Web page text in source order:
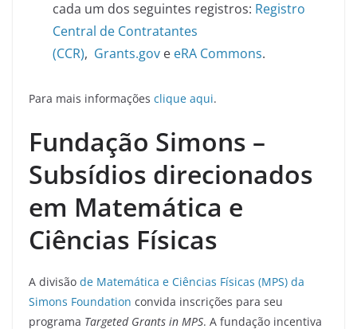
cada um dos seguintes registros: Registro
Central de Contratantes
(CCR), Grants.gov e eRA Commons.
Para mais informações clique aqui.
Fundação Simons –
Subsídios direcionados
em Matemática e
Ciências Físicas
A divisão de Matemática e Ciências Físicas (MPS) da
Simons Foundation convida inscrições para seu
programa Targeted Grants in MPS. A fundação incentiva